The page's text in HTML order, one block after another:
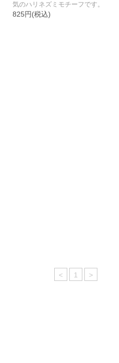
気のハリネズミモチーフです。
825円(税込)
< 1 >